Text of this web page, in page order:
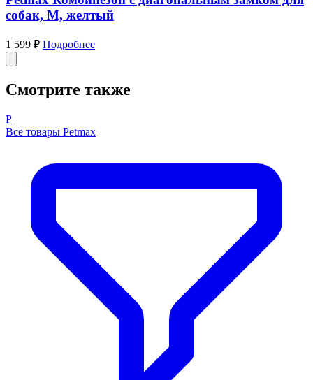
собак, M, желтый
1 599 ₽ Подробнее
Смотрите также
P
Все товары Petmax